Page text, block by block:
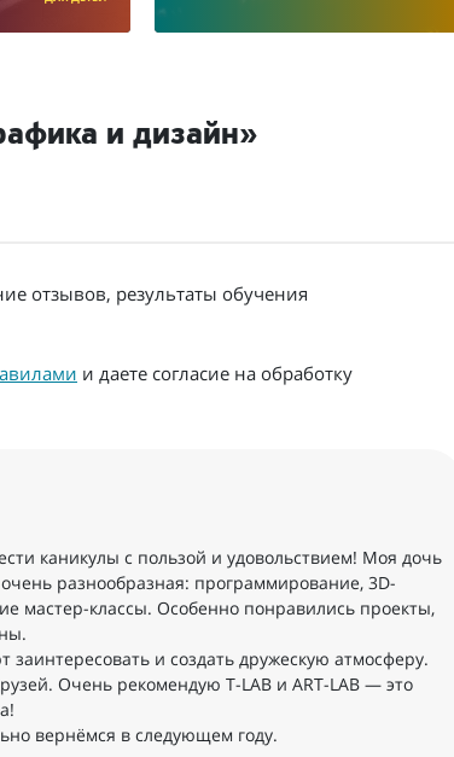
и дизайн»
отзывов, результаты обучения
и даете согласие на обработку
каникулы с пользой и удовольствием! Моя дочь
разнообразная: программирование, 3D-
мастер-классы. Особенно понравились проекты,
и создать дружескую атмосферу.
Очень рекомендую T-LAB и ART-LAB — это
вернёмся в следующем году.